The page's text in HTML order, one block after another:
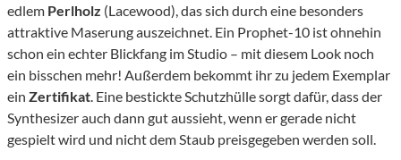
edlem Perlholz (Lacewood), das sich durch eine besonders
attraktive Maserung auszeichnet. Ein Prophet-10 ist ohnehin
schon ein echter Blickfang im Studio – mit diesem Look noch
ein bisschen mehr! Außerdem bekommt ihr zu jedem Exemplar
ein Zertifikat . Eine bestickte Schutzhülle sorgt dafür, dass der
Synthesizer auch dann gut aussieht, wenn er gerade nicht
gespielt wird und nicht dem Staub preisgegeben werden soll.